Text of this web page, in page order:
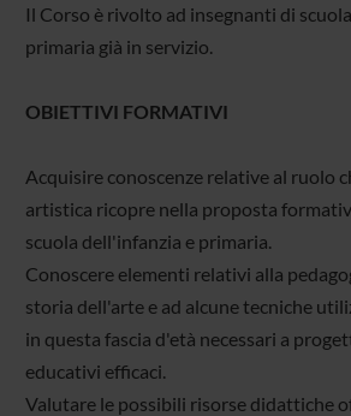
Il Corso è rivolto ad insegnanti di
primaria già in servizio.
OBIETTIVI FORMATIVI
Acquisire conoscenze relative al ruolo
artistica ricopre nella proposta
scuola dell'infanzia e primaria.
Conoscere elementi relativi alla
storia dell'arte e ad alcune tecniche
in questa fascia d'età necessari a
educativi efficaci.
Valutare le possibili risorse didattiche